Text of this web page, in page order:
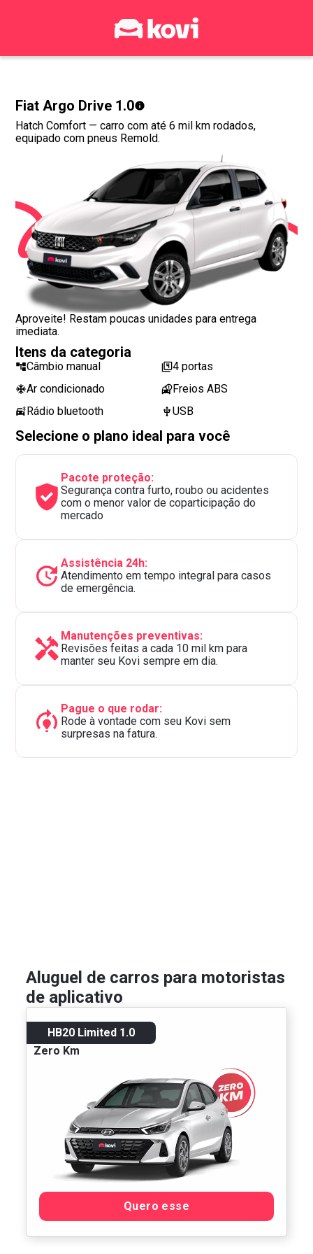
Fiat Argo Drive 1.0
Hatch Comfort — carro com até 6 mil km rodados,
equipado com pneus Remold.
Aproveite! Restam poucas unidades para entrega
imediata.
Itens da categoria
Câmbio manual
4 portas
Ar condicionado
Freios ABS
Rádio bluetooth
USB
Selecione o plano ideal para você
Pacote proteção:
Segurança contra furto, roubo ou acidentes
com o menor valor de coparticipação do
mercado
Assistência 24h:
Atendimento em tempo integral para casos
de emergência.
Manutenções preventivas:
Revisões feitas a cada 10 mil km para
manter seu Kovi sempre em dia.
Pague o que rodar:
Rode à vontade com seu Kovi sem
surpresas na fatura.
Aluguel de carros para motoristas
de aplicativo
HB20 Limited 1.0
Zero Km
Quero esse